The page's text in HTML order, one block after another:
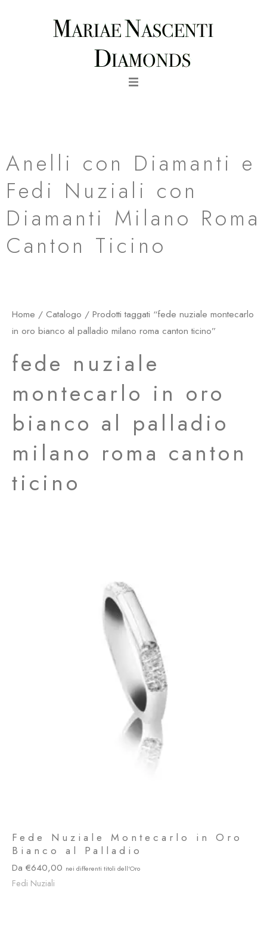
Anelli con Diamanti e
Fedi Nuziali con
Diamanti Milano Roma
Canton Ticino
Home / Catalogo / Prodotti taggati “fede nuziale montecarlo
in oro bianco al palladio milano roma canton ticino”
fede nuziale
montecarlo in oro
bianco al palladio
milano roma canton
ticino
Fede Nuziale Montecarlo in Oro
Bianco al Palladio
640,00
Fedi Nuziali